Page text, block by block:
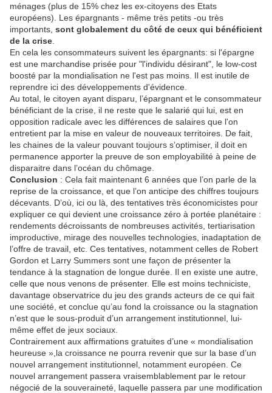
ménages (plus de 15% chez les ex-citoyens des Etats
européens). Les épargnants - même très petits -ou très
importants, sont globalement du côté de ceux qui bénéficient
de la crise
En cela les consommateurs suivent les épargnants: si l'épargne
est une marchandise prisée pour "l'individu désirant", le low-cost
boosté par la mondialisation ne l'est pas moins. Il est inutile de
reprendre ici des développements d'évidence.
Au total, le citoyen ayant disparu, l’épargnant et le consommateur
bénéficiant de la crise, il ne reste que le salarié qui lui, est en
opposition radicale avec les différences de salaires que l'on
entretient par la mise en valeur de nouveaux territoires. De fait,
les chaines de la valeur pouvant toujours s’optimiser, il doit en
permanence apporter la preuve de son employabilité à peine de
disparaitre dans l’océan du chômage.
Conclusion : Cela fait maintenant 6 années que l’on parle de la
reprise de la croissance, et que l’on anticipe des chiffres toujours
décevants. D’où, ici ou là, des tentatives très économicistes pour
expliquer ce qui devient une croissance zéro à portée planétaire :
rendements décroissants de nombreuses activités, tertiarisation
improductive, mirage des nouvelles technologies, inadaptation de
l’offre de travail, etc. Ces tentatives, notamment celles de Robert
Gordon et Larry Summers sont une façon de présenter la
tendance à la stagnation de longue durée. Il en existe une autre,
celle que nous venons de présenter. Elle est moins techniciste,
davantage observatrice du jeu des grands acteurs de ce qui fait
une société, et conclue qu’au fond la croissance ou la stagnation
n’est que le sous-produit d’un arrangement institutionnel, lui-
même effet de jeux sociaux.
Contrairement aux affirmations gratuites d’une « mondialisation
heureuse »,la croissance ne pourra revenir que sur la base d’un
nouvel arrangement institutionnel, notamment européen. Ce
nouvel arrangement passera vraisemblablement par le retour
négocié de la souveraineté, laquelle passera par une modification